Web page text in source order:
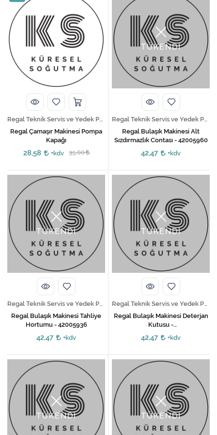
Regal Teknik Servis ve Yedek Parça Hizmetleri
Regal Çamaşır Makinesi Pompa
Kapağı
28,58 +kdv 35,00
TÜKENDİ
Regal Teknik Servis ve Yedek Parça Hizmetleri
Regal Bulaşık Makinesi Alt
Sızdırmazlık Contası - 42005960
42,47 +kdv
TÜKENDİ
Regal Teknik Servis ve Yedek Parça Hizmetleri
Regal Bulaşık Makinesi Tahliye
Hortumu - 42005936
42,47 +kdv
TÜKENDİ
Regal Teknik Servis ve Yedek Parça Hizmetleri
Regal Bulaşık Makinesi Deterjan
Kutusu -
42173012/42337165/42372337
42,47 +kdv
TÜKENDİ TÜKENDİ